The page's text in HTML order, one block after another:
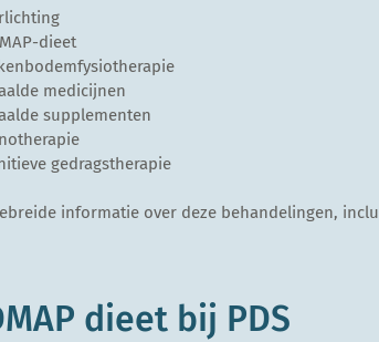
dieet
medicijnen
supplementen
gedragstherapie
informatie over deze behandelingen,
dieet bij PDS